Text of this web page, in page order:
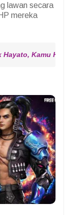
lawan secara
mereka
Kamu